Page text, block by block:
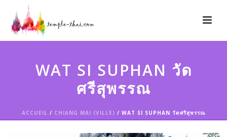
WAT SI SUPHAN วัด
ศรีสุพรรณ
ACCUEIL / CHIANG MAI (VILLE) / WAT SI SUPHAN วัดศรีสุพรรณ